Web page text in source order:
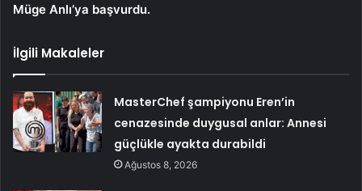
Müge Anlı’ya başvurdu.
İlgili Makaleler
MasterChef şampiyonu Eren’in
cenazesinde duygusal anlar: Annesi
güçlükle ayakta durabildi
Ağustos 8, 2026